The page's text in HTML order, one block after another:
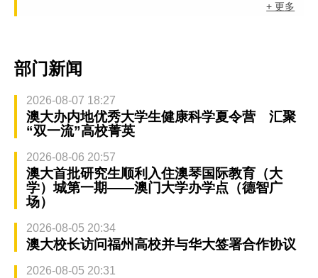
+ 更多
部门新闻
2026-08-07 18:27
澳大办内地优秀大学生健康科学夏令营 汇聚
“双一流”高校菁英
2026-08-06 20:57
澳大首批研究生顺利入住澳琴国际教育（大
学）城第一期——澳门大学办学点（德智广
场）
2026-08-05 20:34
澳大校长访问福州高校并与华大签署合作协议
2026-08-05 20:31